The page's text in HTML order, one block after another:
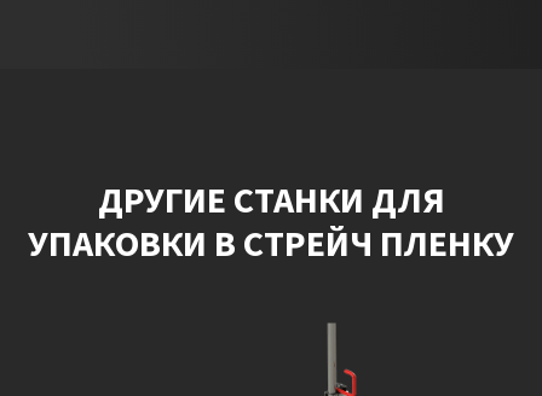
ДРУГИЕ СТАНКИ ДЛЯ
УПАКОВКИ В СТРЕЙЧ ПЛЕНКУ